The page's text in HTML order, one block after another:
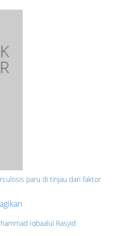
paru di tinjau dari faktor
Iqbaalul Rasyid